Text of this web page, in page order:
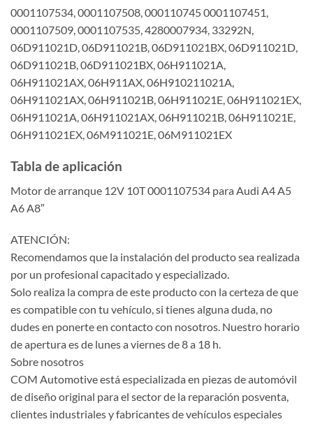
0001107534, 0001107508, 000110745 0001107451,
0001107509, 0001107535, 4280007934, 33292N,
06D911021D, 06D911021B, 06D911021BX, 06D911021D,
06D911021B, 06D911021BX, 06H911021A,
06H911021AX, 06H911AX, 06H910211021A,
06H911021AX, 06H911021B, 06H911021E, 06H911021EX,
06H911021A, 06H911021AX, 06H911021B, 06H911021E,
06H911021EX, 06M911021E, 06M911021EX
Tabla de aplicación
Motor de arranque 12V 10T 0001107534 para Audi A4 A5
A6 A8″
ATENCIÓN:
Recomendamos que la instalación del producto sea realizada
por un profesional capacitado y especializado.
Solo realiza la compra de este producto con la certeza de que
es compatible con tu vehículo, si tienes alguna duda, no
dudes en ponerte en contacto con nosotros. Nuestro horario
de apertura es de lunes a viernes de 8 a 18 h.
Sobre nosotros
COM Automotive está especializada en piezas de automóvil
de diseño original para el sector de la reparación posventa,
clientes industriales y fabricantes de vehículos especiales